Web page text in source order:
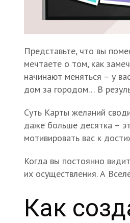
Представьте, что вы
мечтаете о том, как
начинают меняться – у
дом за городом… В
Суть Карты желаний
даже больше десятка –
мотивировать вас к
Когда вы постоянно
их осуществления. А
Как